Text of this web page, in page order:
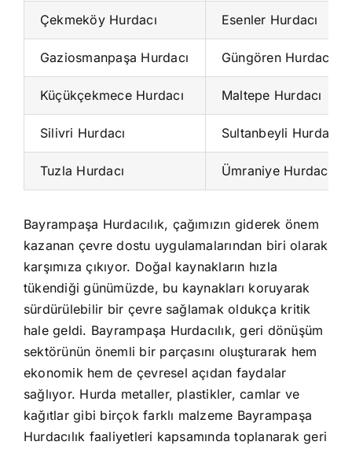
Çekmeköy Hurdacı Esenler Hurdacı
Gaziosmanpaşa Hurdacı Güngören Hurdacı
Küçükçekmece Hurdacı Maltepe Hurdacı
Silivri Hurdacı Sultanbeyli Hurdacı
Tuzla Hurdacı Ümraniye Hurdacı
Bayrampaşa Hurdacılık, çağımızın giderek önem
kazanan çevre dostu uygulamalarından biri olarak
karşımıza çıkıyor. Doğal kaynakların hızla
tükendiği günümüzde, bu kaynakları koruyarak
sürdürülebilir bir çevre sağlamak oldukça kritik
hale geldi. Bayrampaşa Hurdacılık, geri dönüşüm
sektörünün önemli bir parçasını oluşturarak hem
ekonomik hem de çevresel açıdan faydalar
sağlıyor. Hurda metaller, plastikler, camlar ve
kağıtlar gibi birçok farklı malzeme Bayrampaşa
Hurdacılık faaliyetleri kapsamında toplanarak geri